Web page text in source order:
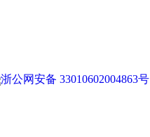
浙公网安备 33010602004863号